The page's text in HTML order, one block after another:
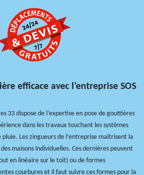
efficace avec l’entreprise SOS
33 dispose de l’expertise en pose de gouttières
dans les travaux touchant les systèmes
pluie. Les zingueurs de l’entreprise maîtrisent la
maisons individuelles. Ces dernières peuvent
en linéaire sur le toit) ou de formes
courbures et il faut suivre ces formes pour la